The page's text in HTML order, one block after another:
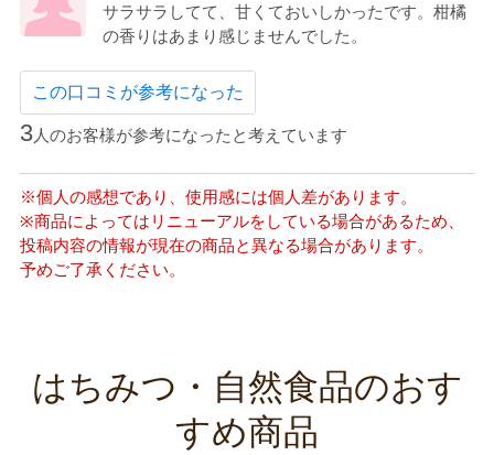
サラサラしてて、甘くておいしかったです。柑橘
の香りはあまり感じませんでした。
この口コミが参考になった
3人のお客様が参考になったと考えています
※個人の感想であり、使用感には個人差があります。
※商品によってはリニューアルをしている場合があるため、
投稿内容の情報が現在の商品と異なる場合があります。
予めご了承ください。
はちみつ・自然食品のおす
すめ商品